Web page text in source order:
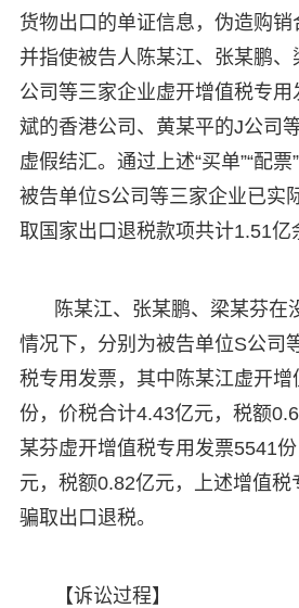
货物出口的单证信息，伪造购销
并指使被告人陈某江、张某鹏
公司等三家企业虚开增值税专
斌的香港公司、黄某平的J公司
虚假结汇。通过上述“买单”“配票
被告单位S公司等三家企业已实
取国家出口退税款项共计1.51亿
陈某江、张某鹏、梁某芬在
情况下，分别为被告单位S公司
税专用发票，其中陈某江虚开
份，价税合计4.43亿元，税额
某芬虚开增值税专用发票5541
元，税额0.82亿元，上述增值税
骗取出口退税。
【诉讼过程】